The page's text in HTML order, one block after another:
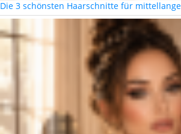
Die 3 schönsten Haarschnitte für